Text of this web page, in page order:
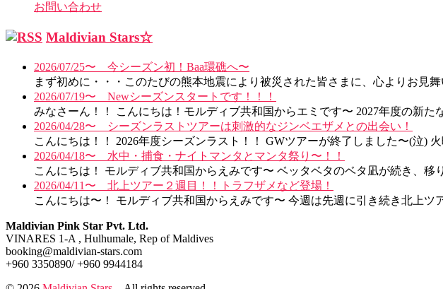
お問い合わせ
Maldivian Stars☆
2026/07/25〜 今シーズン初！Baa環礁へ〜
まず初めに・・・このたびの熊本地震により被災された皆さまに、心よりお見
2026/07/19〜 Newシーズンスタートです！！！
みなさーん！！ こんにちは！モルディブ共和国からエミです〜 2027年度の新
2026/04/28〜 シーズンラストツアーは刺激的なジンベエザメとの出会い！
こんにちは！！ 2026年度シーズンラスト！！ GWツアーが終了しました〜(泣)
2026/04/18〜 水中・捕食・ナイトマンタとマンタ祭り〜！！
こんにちは！ モルディブ共和国からえみです〜 ベッタベタのベタ凪が続き、
2026/04/11〜 北上ツアー２週目！！トラフザメなど登場！
こんにちは〜！ モルディブ共和国からえみです〜 今週は先週に引き続き北上
Maldivian Pink Star Pvt. Ltd.
VINARES 1-A , Hulhumale, Rep of Maldives
booking@maldivian-stars.com
+960 3350890/ +960 9944184